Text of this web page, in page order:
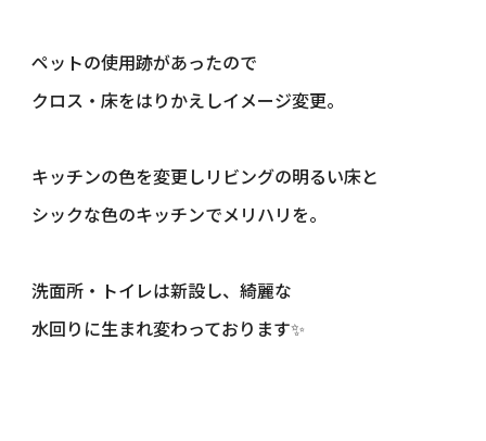
ペットの使用跡があったので
クロス・床をはりかえしイメージ変更。
キッチンの色を変更しリビングの明るい床と
シックな色のキッチンでメリハリを。
洗面所・トイレは新設し、綺麗な
水回りに生まれ変わっております✨